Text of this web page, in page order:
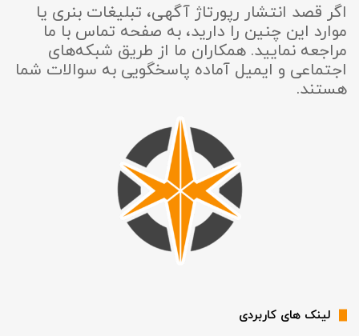
اگر قصد انتشار رپورتاژ آگهی، تبلیغات بنری یا
موارد این چنین را دارید، به صفحه تماس با ما
مراجعه نمایید. همکاران ما از طریق شبکه‌های
اجتماعی و ایمیل آماده پاسخگویی به سوالات شما
هستند.
لینک های کاربردی